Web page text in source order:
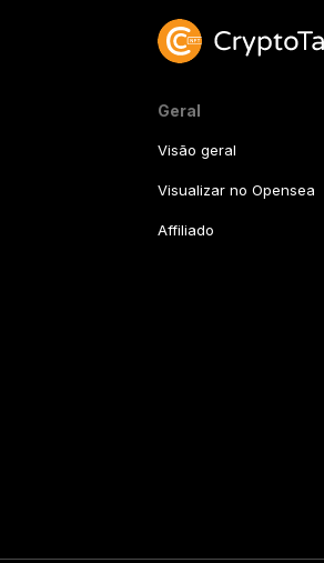
Geral
Visão geral
Visualizar no Opensea
Affiliado